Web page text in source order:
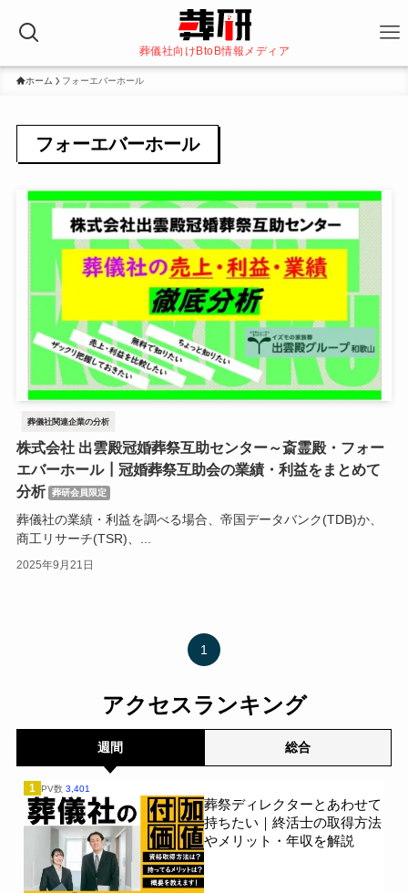
葬儀社向けBtoB情報メディア
ホーム フォーエバーホール
フォーエバーホール
葬儀社関連企業の分析
株式会社 出雲殿冠婚葬祭互助センター～斎霊殿・フォー
エバーホール┃冠婚葬祭互助会の業績・利益をまとめて
分析
葬研会員限定
葬儀社の業績・利益を調べる場合、帝国データバンク(TDB)か、
商工リサーチ(TSR)、...
2025年9月21日
1
アクセスランキング
週間 総合
1 PV数 3,401
葬祭ディレクターとあわせて
持ちたい｜終活士の取得方法
やメリット・年収を解説